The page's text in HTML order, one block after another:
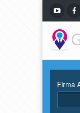
Firma